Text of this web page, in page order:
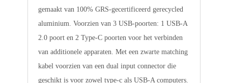
gemaakt van 100% GRS-gecertificeerd gerecycled
aluminium. Voorzien van 3 USB-poorten: 1 USB-A
2.0 poort en 2 Type-C poorten voor het verbinden
van additionele apparaten. Met een zwarte matching
kabel voorzien van een dual input connector die
geschikt is voor zowel type-c als USB-A computers.